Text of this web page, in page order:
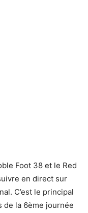
Foot 38 et le Red
en direct sur
C’est le principal
de la 6ème journée